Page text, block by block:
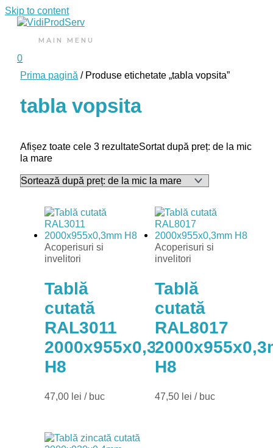
Skip to content
MAIN MENU
0
Prima pagină / Produse etichetate „tabla vopsita”
tabla vopsita
Afișez toate cele 3 rezultateSortat după preț: de la mic
la mare
Acoperisuri si
invelitori
Tablă
cutată
RAL3011
2000x955x0,3mm
H8
47,00 lei / buc
Acoperisuri si
invelitori
Tablă
cutată
RAL8017
H8
47,50 lei / buc